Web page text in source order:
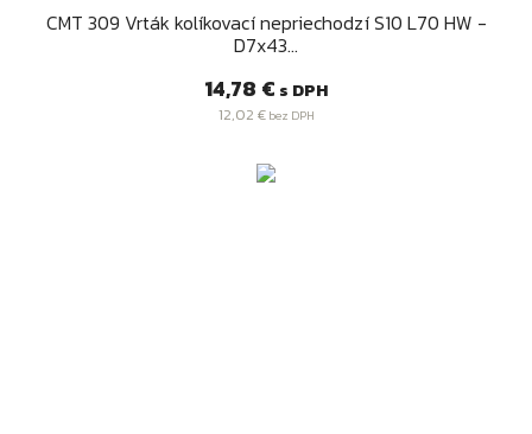
CMT 309 Vrták kolíkovací nepriechodzí S10 L70 HW -
D7x43...
Cena
14,78 € s DPH
12,02 €bez DPH